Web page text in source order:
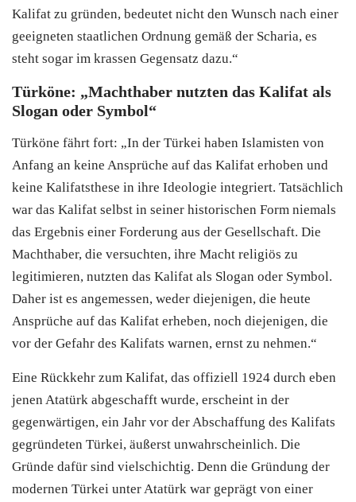
Kalifat zu gründen, bedeutet nicht den Wunsch nach einer
geeigneten staatlichen Ordnung gemäß der Scharia, es
steht sogar im krassen Gegensatz dazu.“
Türköne: „Machthaber nutzten das Kalifat als
Slogan oder Symbol“
Türköne fährt fort: „In der Türkei haben Islamisten von
Anfang an keine Ansprüche auf das Kalifat erhoben und
keine Kalifatsthese in ihre Ideologie integriert. Tatsächlich
war das Kalifat selbst in seiner historischen Form niemals
das Ergebnis einer Forderung aus der Gesellschaft. Die
Machthaber, die versuchten, ihre Macht religiös zu
legitimieren, nutzten das Kalifat als Slogan oder Symbol.
Daher ist es angemessen, weder diejenigen, die heute
Ansprüche auf das Kalifat erheben, noch diejenigen, die
vor der Gefahr des Kalifats warnen, ernst zu nehmen.“
Eine Rückkehr zum Kalifat, das offiziell 1924 durch eben
jenen Atatürk abgeschafft wurde, erscheint in der
gegenwärtigen, ein Jahr vor der Abschaffung des Kalifats
gegründeten Türkei, äußerst unwahrscheinlich. Die
Gründe dafür sind vielschichtig. Denn die Gründung der
modernen Türkei unter Atatürk war geprägt von einer